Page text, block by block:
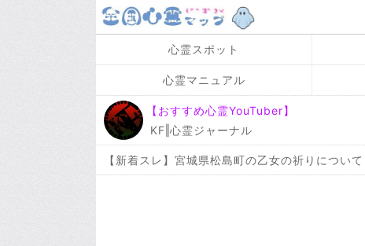
心霊スポット
心霊マニュアル
【おすすめ心霊YouTuber】
KF‖心霊ジャーナル
【新着スレ】宮城県松島町の乙女の祈りについて